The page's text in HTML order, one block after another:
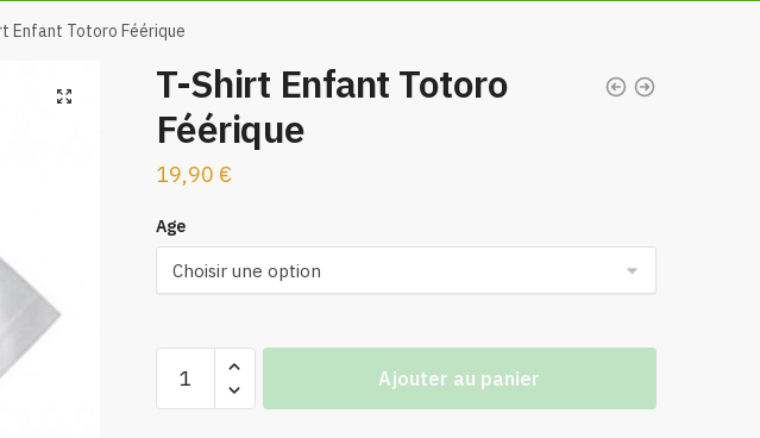
Enfant Totoro Féérique
🔍
T-Shirt Enfant Totoro
Féérique
19,90 €
Age
Ajouter au panier